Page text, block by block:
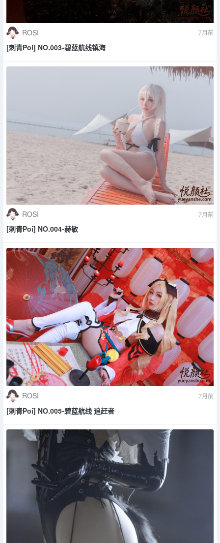
ROSI 7月前
[刺青Poi] NO.003-碧蓝航线镇海
ROSI 7月前
[刺青Poi] NO.004-赫敏
ROSI 7月前
[刺青Poi] NO.005-碧蓝航线 追赶者